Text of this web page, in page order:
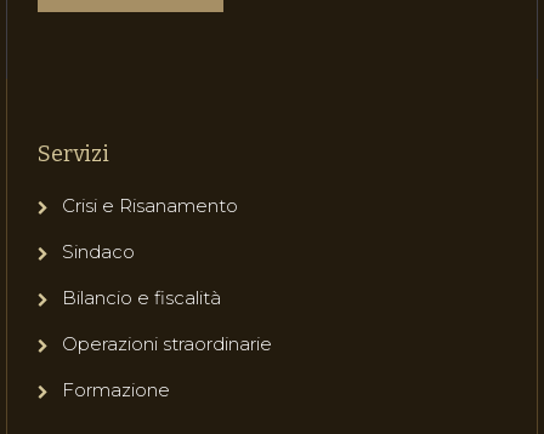
Servizi
Crisi e Risanamento
Sindaco
Bilancio e fiscalità
Operazioni straordinarie
Formazione